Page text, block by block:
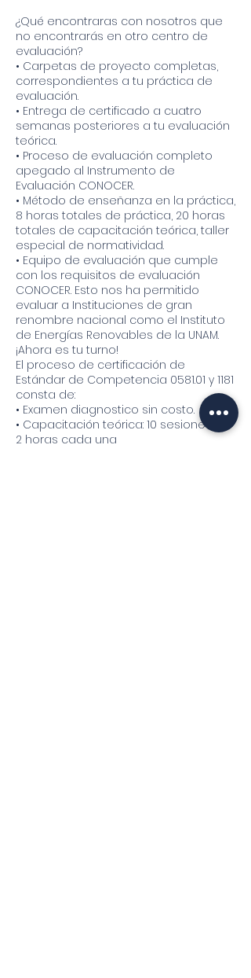
¿Qué encontraras con nosotros que
no encontrarás en otro centro de
evaluación?
• Carpetas de proyecto completas,
correspondientes a tu práctica de
evaluación.
• Entrega de certificado a cuatro
semanas posteriores a tu evaluación
teórica.
• Proceso de evaluación completo
apegado al Instrumento de
Evaluación CONOCER.
• Método de enseñanza en la práctica,
8 horas totales de práctica, 20 horas
totales de capacitación teórica, taller
especial de normatividad.
• Equipo de evaluación que cumple
con los requisitos de evaluación
CONOCER. Esto nos ha permitido
evaluar a Instituciones de gran
renombre nacional como el Instituto
de Energías Renovables de la UNAM.
¡Ahora es tu turno!
El proceso de certificación de
Estándar de Competencia 0581.01 y 1181
consta de:
• Examen diagnostico sin costo.
• Capacitación teórica: 10 sesiones de
2 horas cada una